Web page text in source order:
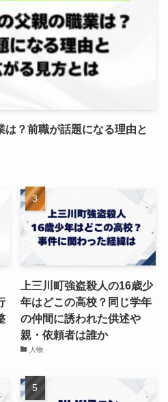
？前職が話題になる理由と
上三川町強盗殺人の16歳少
年はどこの高校？同じ学年
の仲間に誘われた供述や
親・依頼者は誰か
人物